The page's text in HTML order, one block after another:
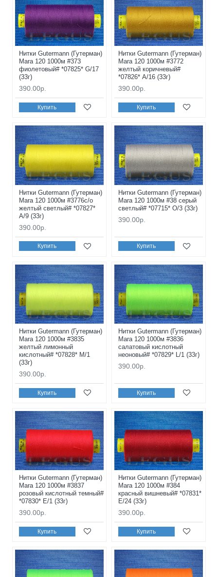
Нитки Gutermann (Гутерман)
Mara 120 1000м #373
фиолетовый# *07825* G/17
(33г)
390.00р.
Купить
Нитки Gutermann (Гутерман)
Mara 120 1000м #3772
желтый коричневый#
*07826* A/16 (33г)
390.00р.
Купить
Нитки Gutermann (Гутерман)
Mara 120 1000м #3776с/о
желтый светлый# *07827*
A/9 (33г)
390.00р.
Купить
Нитки Gutermann (Гутерман)
Mara 120 1000м #38 серый
светлый# *07715* O/3 (33г)
390.00р.
Купить
Нитки Gutermann (Гутерман)
Mara 120 1000м #3835
желтый лимонный
кислотный# *07828* M/1
(33г)
390.00р.
Купить
Нитки Gutermann (Гутерман)
Mara 120 1000м #3836
салатовый кислотный
неоновый# *07829* L/1 (33г)
390.00р.
Купить
Нитки Gutermann (Гутерман)
Mara 120 1000м #3837
розовый кислотный темный#
*07830* E/1 (33г)
390.00р.
Купить
Нитки Gutermann (Гутерман)
Mara 120 1000м #384
красный вишневый# *07831*
E/24 (33г)
390.00р.
Купить